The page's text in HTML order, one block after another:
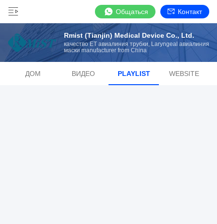
Общаться Контакт
Rmist (Tianjin) Medical Device Co., Ltd.
качество ET авиалиния трубки, Laryngeal авиалиния
маски manufacturer from China
ДОМ ВИДЕО PLAYLIST WEBSITE